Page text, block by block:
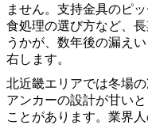
ません。支持金具のピ
食処理の選び方など、
うかが、数年後の漏え
右します。
北近畿エリアでは冬場
アンカーの設計が甘い
ことがあります。業界